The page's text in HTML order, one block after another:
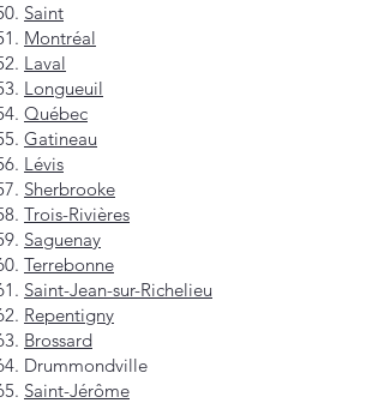
Saint
Montréal
Laval
Longueuil
Québec
Gatineau
Lévis
Sherbrooke
Trois-Rivières
Saguenay
Terrebonne
Saint-Jean-sur-Richelieu
Repentigny
Brossard
Drummondville
Saint-Jérôme